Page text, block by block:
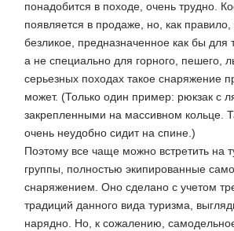
понадобится в походе, очень трудно.
появляется в продаже, но, как
безликое, предназначенное как бы для
а не специально для горного, пешего,
серьезных походах такое снаряжение
может. (Только один пример: рюкзак с
закрепленными на массивном кольце.
очень неудобно сидит на спине.)
Поэтому все чаще можно встретить на
группы, полностью экипированные
снаряжением. Оно сделано с учетом
традиций данного вида туризма,
нарядно. Но, к сожалению,